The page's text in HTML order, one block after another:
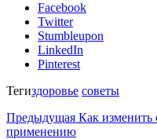
Facebook
Twitter
Stumbleupon
LinkedIn
Pinterest
Тегиздоровье советы
Предыдущая Как изменить
применению